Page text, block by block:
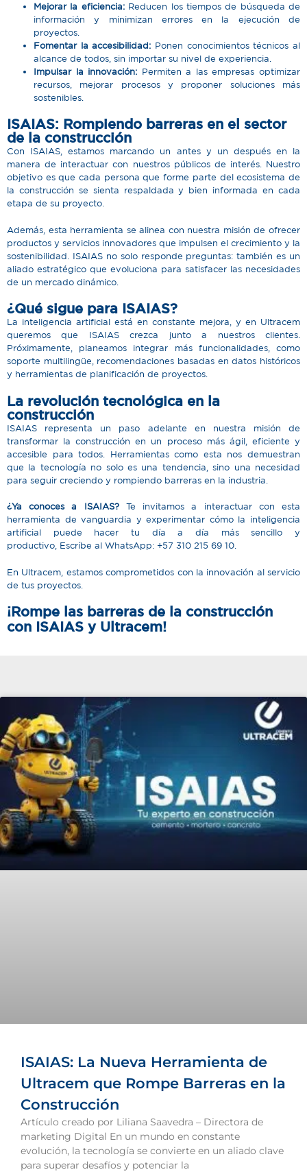
Mejorar la eficiencia:Reducen los tiempos de búsqueda de
información y minimizan errores en la ejecución de
proyectos.
Fomentar la accesibilidad: Ponen conocimientos técnicos al
alcance de todos, sin importar su nivel de experiencia.
Impulsar la innovación: Permiten a las empresas optimizar
recursos, mejorar procesos y proponer soluciones más
sostenibles.
ISAIAS: Rompiendo barreras en el sector
de la construcción
Con ISAIAS, estamos marcando un antes y un después en la
manera de interactuar con nuestros públicos de interés. Nuestro
objetivo es que cada persona que forme parte del ecosistema de
la construcción se sienta respaldada y bien informada en cada
etapa de su proyecto.
Además, esta herramienta se alinea con nuestra misión de ofrecer
productos y servicios innovadores que impulsen el crecimiento y la
sostenibilidad. ISAIAS no solo responde preguntas: también es un
aliado estratégico que evoluciona para satisfacer las necesidades
de un mercado dinámico.
¿Qué sigue para ISAIAS?
La inteligencia artificial está en constante mejora, y en Ultracem
queremos que ISAIAS crezca junto a nuestros clientes.
Próximamente, planeamos integrar más funcionalidades, como
soporte multilingüe, recomendaciones basadas en datos históricos
y herramientas de planificación de proyectos.
La revolución tecnológica en la
construcción
ISAIAS representa un paso adelante en nuestra misión de
transformar la construcción en un proceso más ágil, eficiente y
accesible para todos. Herramientas como esta nos demuestran
que la tecnología no solo es una tendencia, sino una necesidad
para seguir creciendo y rompiendo barreras en la industria.
¿Ya conoces a ISAIAS?Te invitamos a interactuar con esta
herramienta de vanguardia y experimentar cómo la inteligencia
artificial puede hacer tu día a día más sencillo y
productivo, Escríbe al WhatsApp: +57 310 215 69 10.
En Ultracem, estamos comprometidos con la innovación al servicio
de tus proyectos.
¡Rompe las barreras de la construcción
con ISAIAS y Ultracem!
ISAIAS: La Nueva Herramienta de
Ultracem que Rompe Barreras en la
Construcción
Artículo creado por Liliana Saavedra – Directora de
marketing Digital En un mundo en constante
evolución, la tecnología se convierte en un aliado clave
para superar desafíos y potenciar la